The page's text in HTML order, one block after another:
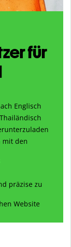
für
Englisch
mit den
präzise zu
Website